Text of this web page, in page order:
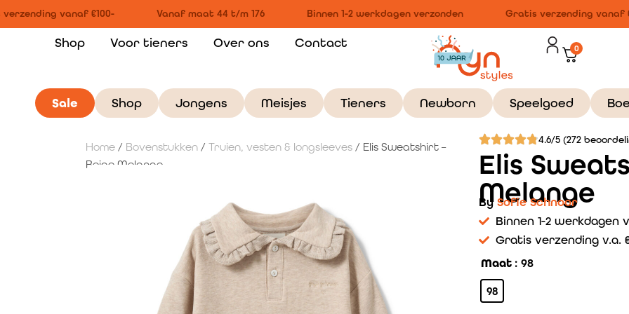
vanaf €100- Vanaf maat 44 t/m 176 Binnen 1-2 werkdagen verzonden Gratis verzending vanaf
Shop Voor tieners Over ons Contact 0
Sale Shop Jongens Meisjes Tieners Newborn Speelgoed
Home / Bovenstukken / Truien, vesten & longsleeves / Elis Sweatshirt –
Beige Melange
4.6/5 (272
Elis
Melange
By Sofie Schnoor
Binnen 1-2 werkdagen
Gratis verzending v.a.
Maat : 98
98